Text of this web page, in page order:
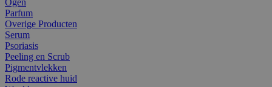
Parfum
Overige Producten
Serum
Psoriasis
Peeling en Scrub
Pigmentvlekken
Rode reactive huid